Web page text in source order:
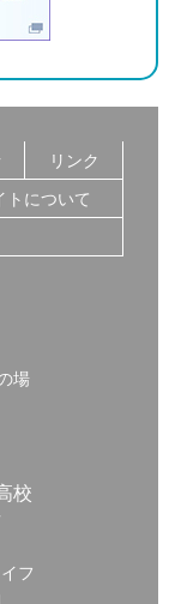
リンク
トについて
場
校
フ